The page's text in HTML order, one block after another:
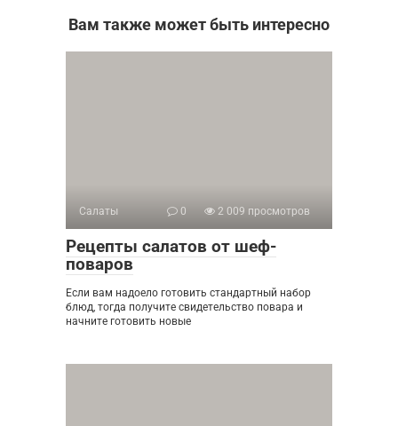
Вам также может быть интересно
Салаты 0 2 009 просмотров
Рецепты салатов от шеф-
поваров
Если вам надоело готовить стандартный набор
блюд, тогда получите свидетельство повара и
начните готовить новые